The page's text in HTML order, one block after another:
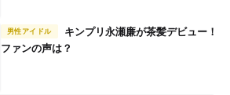
男性アイドル
ファンの声は？